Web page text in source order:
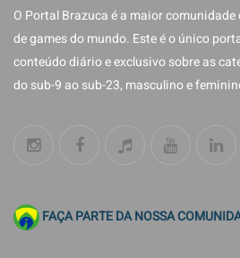
O Portal Brazuca é a maior comunidade
de games do mundo. Este é o único
conteúdo diário e exclusivo sobre as
do sub-9 ao sub-23, masculino e
FAÇA PARTE DA NOSSA